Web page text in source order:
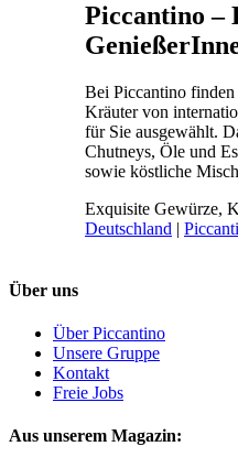
Piccantino –
Bei Piccantino finden
Kräuter von
für Sie ausgewählt.
Chutneys, Öle und
sowie köstliche
Exquisite Gewürze,
Deutschland |
Über uns
Über Piccantino
Unsere Gruppe
Kontakt
Freie Jobs
Aus unserem Magazin: